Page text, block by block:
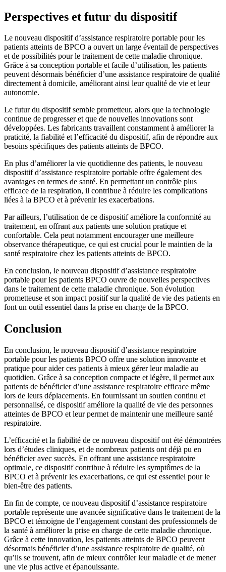
Perspectives et futur du dispositif
Le nouveau dispositif d’assistance respiratoire portable pour les
patients atteints de BPCO a ouvert un large éventail de perspectives
et de possibilités pour le traitement de cette maladie chronique.
Grâce à sa conception portable et facile d’utilisation, les patients
peuvent désormais bénéficier d’une assistance respiratoire de qualité
directement à domicile, améliorant ainsi leur qualité de vie et leur
autonomie.
Le futur du dispositif semble prometteur, alors que la technologie
continue de progresser et que de nouvelles innovations sont
développées. Les fabricants travaillent constamment à améliorer la
praticité, la fiabilité et l’efficacité du dispositif, afin de répondre aux
besoins spécifiques des patients atteints de BPCO.
En plus d’améliorer la vie quotidienne des patients, le nouveau
dispositif d’assistance respiratoire portable offre également des
avantages en termes de santé. En permettant un contrôle plus
efficace de la respiration, il contribue à réduire les complications
liées à la BPCO et à prévenir les exacerbations.
Par ailleurs, l’utilisation de ce dispositif améliore la conformité au
traitement, en offrant aux patients une solution pratique et
confortable. Cela peut notamment encourager une meilleure
observance thérapeutique, ce qui est crucial pour le maintien de la
santé respiratoire chez les patients atteints de BPCO.
En conclusion, le nouveau dispositif d’assistance respiratoire
portable pour les patients BPCO ouvre de nouvelles perspectives
dans le traitement de cette maladie chronique. Son évolution
prometteuse et son impact positif sur la qualité de vie des patients en
font un outil essentiel dans la prise en charge de la BPCO.
Conclusion
En conclusion, le nouveau dispositif d’assistance respiratoire
portable pour les patients BPCO offre une solution innovante et
pratique pour aider ces patients à mieux gérer leur maladie au
quotidien. Grâce à sa conception compacte et légère, il permet aux
patients de bénéficier d’une assistance respiratoire efficace même
lors de leurs déplacements. En fournissant un soutien continu et
personnalisé, ce dispositif améliore la qualité de vie des personnes
atteintes de BPCO et leur permet de maintenir une meilleure santé
respiratoire.
L’efficacité et la fiabilité de ce nouveau dispositif ont été démontrées
lors d’études cliniques, et de nombreux patients ont déjà pu en
bénéficier avec succès. En offrant une assistance respiratoire
optimale, ce dispositif contribue à réduire les symptômes de la
BPCO et à prévenir les exacerbations, ce qui est essentiel pour le
bien-être des patients.
En fin de compte, ce nouveau dispositif d’assistance respiratoire
portable représente une avancée significative dans le traitement de la
BPCO et témoigne de l’engagement constant des professionnels de
la santé à améliorer la prise en charge de cette maladie chronique.
Grâce à cette innovation, les patients atteints de BPCO peuvent
désormais bénéficier d’une assistance respiratoire de qualité, où
qu’ils se trouvent, afin de mieux contrôler leur maladie et de mener
une vie plus active et épanouissante.